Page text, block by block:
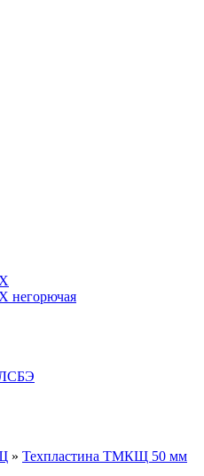
негорючая
ЛСБЭ
» Техпластина ТМКЩ 50 мм